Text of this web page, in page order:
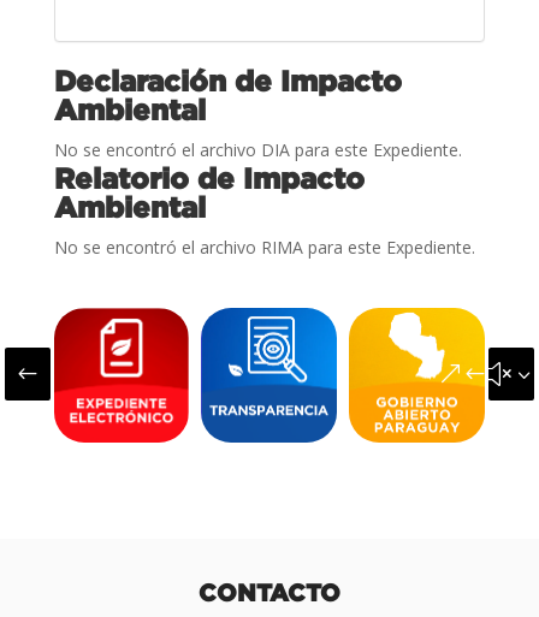
Declaración de Impacto
Ambiental
No se encontró el archivo DIA para este Expediente.
Relatorio de Impacto
Ambiental
No se encontró el archivo RIMA para este Expediente.
#
CONTACTO